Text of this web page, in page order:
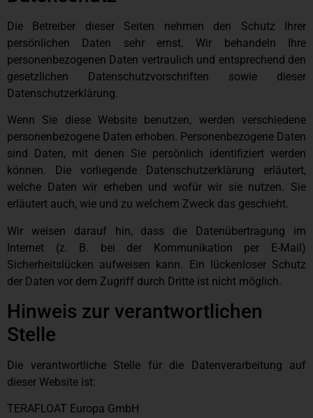
Die Betreiber dieser Seiten nehmen den Schutz Ihrer
persönlichen Daten sehr ernst. Wir behandeln Ihre
personenbezogenen Daten vertraulich und entsprechend den
gesetzlichen Datenschutzvorschriften sowie dieser
Datenschutzerklärung.
Wenn Sie diese Website benutzen, werden verschiedene
personenbezogene Daten erhoben. Personenbezogene Daten
sind Daten, mit denen Sie persönlich identifiziert werden
können. Die vorliegende Datenschutzerklärung erläutert,
welche Daten wir erheben und wofür wir sie nutzen. Sie
erläutert auch, wie und zu welchem Zweck das geschieht.
Wir weisen darauf hin, dass die Datenübertragung im
Internet (z. B. bei der Kommunikation per E-Mail)
Sicherheitslücken aufweisen kann. Ein lückenloser Schutz
der Daten vor dem Zugriff durch Dritte ist nicht möglich.
Hinweis zur verantwortlichen
Stelle
Die verantwortliche Stelle für die Datenverarbeitung auf
dieser Website ist:
TERAFLOAT Europa GmbH